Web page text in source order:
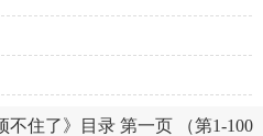
不住了》目录 第一页 （第1-100